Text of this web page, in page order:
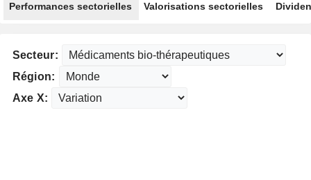
Performances sectorielles Valorisations sectorielles
Secteur:
Région:
Axe X: